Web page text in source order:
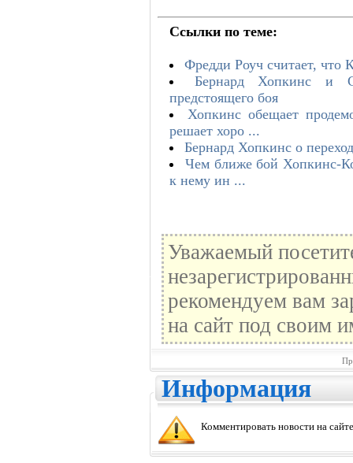
Ссылки по теме:
Фредди Роуч считает, что
Бернард Хопкинс и
предстоящего боя
Хопкинс обещает
решает хоро ...
Бернард Хопкинс о
Чем ближе бой Хопкинс-
к нему ин ...
Уважаемый
рекомендуем вам
на сайт под своим
Информация
Комментировать новости на